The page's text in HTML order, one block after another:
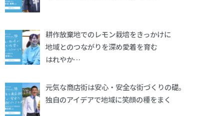
耕作放棄地でのレモン栽培をきっかけに
地域とのつながりを深め愛着を育む
はれやか…
元気な商店街は安心・安全な街づくりの礎。
独自のアイデアで地域に笑顔の種をまく